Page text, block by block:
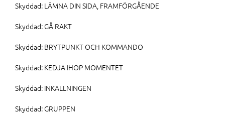
Skyddad: LÄMNA DIN SIDA, FRAMFÖRGÅENDE
Skyddad: GÅ RAKT
Skyddad: BRYTPUNKT OCH KOMMANDO
Skyddad: KEDJA IHOP MOMENTET
Skyddad: INKALLNINGEN
Skyddad: GRUPPEN